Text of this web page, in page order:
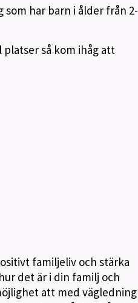
som har barn i ålder från 2-
så kom ihåg att
familjeliv och stärka
det är i din familj och
att med vägledning